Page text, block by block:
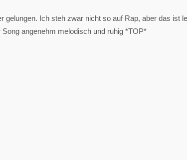
gelungen. Ich steh zwar nicht so auf Rap, aber das ist
angenehm melodisch und ruhig *TOP*